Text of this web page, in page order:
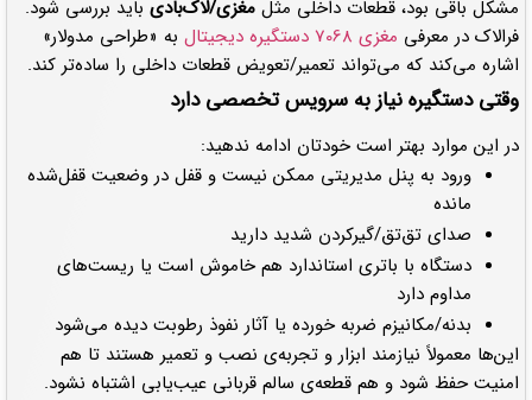
مشکل باقی بود، قطعات داخلی مثل مغزی/لاک‌بادی باید بررسی شود.
فرالاک در معرفی مغزی 7068 دستگیره دیجیتال
به «طراحی مدولار»
اشاره می‌کند که می‌تواند تعمیر/تعویض قطعات داخلی را ساده‌تر کند.
وقتی دستگیره نیاز به سرویس تخصصی دارد
در این موارد بهتر است خودتان ادامه ندهید:
ورود به پنل مدیریتی ممکن نیست و قفل در وضعیت قفل‌شده
مانده
صدای تق‌تق/گیرکردن شدید دارید
دستگاه با باتری استاندارد هم خاموش است یا ریست‌های
مداوم دارد
بدنه/مکانیزم ضربه خورده یا آثار نفوذ رطوبت دیده می‌شود
این‌ها معمولاً نیازمند ابزار و تجربه‌ی نصب و تعمیر هستند تا هم
امنیت حفظ شود و هم قطعه‌ی سالم قربانی عیب‌یابی اشتباه نشود.